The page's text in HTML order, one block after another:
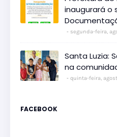
inaugurará o
segunda-feira,
Santa Luzia:
na
quinta-feira,
FACEBOOK